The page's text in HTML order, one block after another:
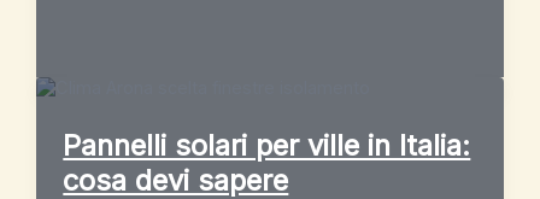
Pannelli solari per ville in Italia:
cosa devi sapere